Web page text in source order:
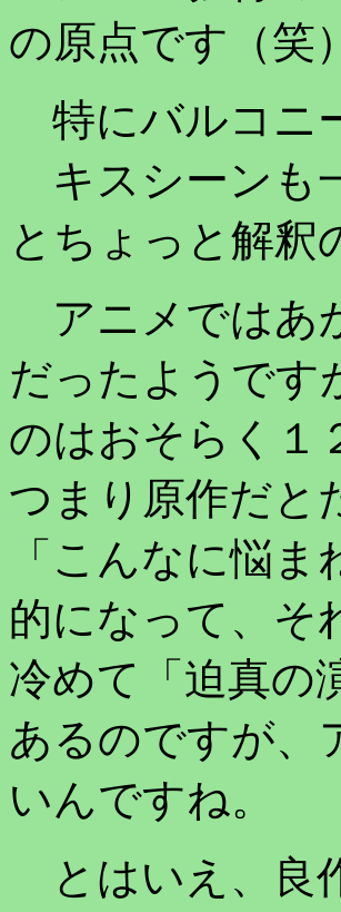
の原点です（笑）
特にバルコニ
キスシーンも
とちょっと解釈
アニメではあ
だったようです
のはおそらく１
つまり原作だと
「こんなに悩
的になって、そ
冷めて「迫真の
あるのですが、
いんですね。
とはいえ、良